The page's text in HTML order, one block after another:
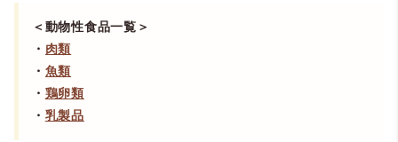
＜動物性食品一覧＞
・ 肉類
・ 魚類
・ 鶏卵類
・ 乳製品